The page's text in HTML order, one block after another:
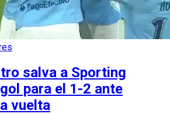
salva a Sporting
para el 1-2 ante
vuelta